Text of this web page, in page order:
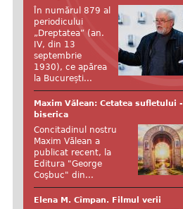
În numărul 879 al
periodicului
„Dreptatea” (an.
IV, din 13
septembrie
1930), ce apărea
la București...
Maxim Vălean: Cetatea sufletului -
biserica
Concitadinul nostru
Maxim Vălean a
publicat recent, la
Editura "George
Coşbuc" din...
Elena M. Cîmpan. Filmul verii